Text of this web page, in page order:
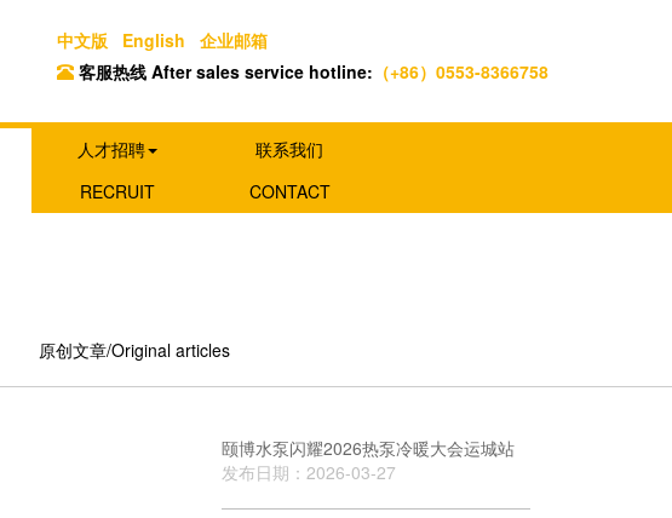
中文版 English
企业邮箱
客服热线 After sales service hotline: （+86）0553-8366758
人才招聘
RECRUIT
联系我们
CONTACT
原创文章/Original articles
颐博水泵闪耀2026热泵冷暖大会运城站
发布日期：2026-03-27